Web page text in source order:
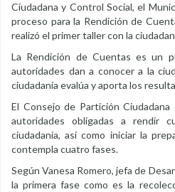
Ciudadana y Control Social, el
proceso para la Rendición de
realizó el primer taller con la
La Rendición de Cuentas es un
autoridades dan a conocer a la
ciudadanía evalúa y aporta los
El Consejo de Partición
autoridades obligadas a rendir
ciudadanía, así como iniciar la
contempla cuatro fases.
Según Vanesa Romero, jefa de
la primera fase como es la